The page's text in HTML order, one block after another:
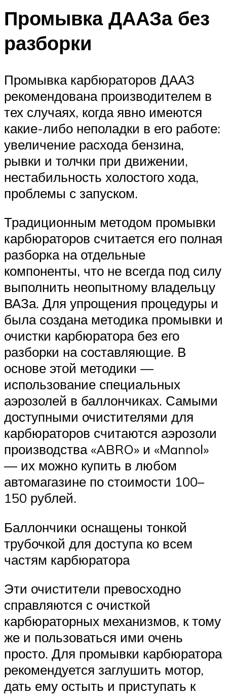
Промывка ДААЗа без
разборки
Промывка карбюраторов ДААЗ
рекомендована производителем в
тех случаях, когда явно имеются
какие-либо неполадки в его работе:
увеличение расхода бензина,
рывки и толчки при движении,
нестабильность холостого хода,
проблемы с запуском.
Традиционным методом промывки
карбюраторов считается его полная
разборка на отдельные
компоненты, что не всегда под силу
выполнить неопытному владельцу
ВАЗа. Для упрощения процедуры и
была создана методика промывки и
очистки карбюратора без его
разборки на составляющие. В
основе этой методики —
использование специальных
аэрозолей в баллончиках. Самыми
доступными очистителями для
карбюраторов считаются аэрозоли
производства «ABRO» и «Mannol»
— их можно купить в любом
автомагазине по стоимости 100–
150 рублей.
Баллончики оснащены тонкой
трубочкой для доступа ко всем
частям карбюратора
Эти очистители превосходно
справляются с очисткой
карбюраторных механизмов, к тому
же и пользоваться ими очень
просто. Для промывки карбюратора
рекомендуется заглушить мотор,
дать ему остыть и приступать к